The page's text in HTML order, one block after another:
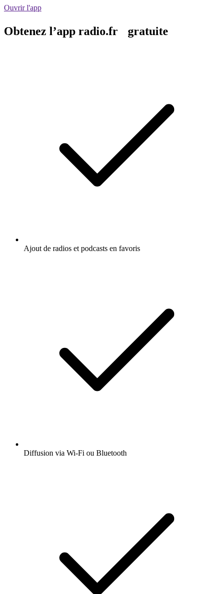
Ouvrir l'app
Obtenez l’app radio.fr gratuite
Ajout de radios et podcasts en favoris
Diffusion via Wi-Fi ou Bluetooth